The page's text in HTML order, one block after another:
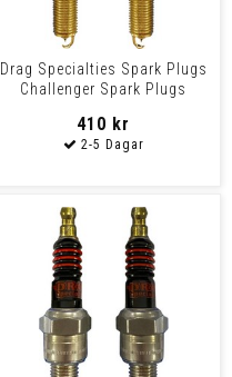
Drag Specialties Spark Plugs
Challenger Spark Plugs
410 kr